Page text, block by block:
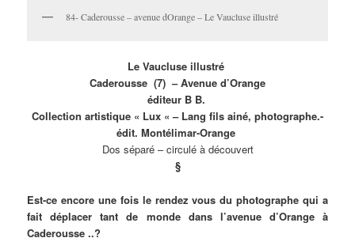
84- Caderousse – avenue dOrange – Le Vaucluse illustré
Le Vaucluse illustré
Caderousse (7) – Avenue d’Orange
éditeur B B.
Collection artistique « Lux « – Lang fils ainé, photographe.-
édit. Montélimar-Orange
Dos séparé – circulé à découvert
§
Est-ce encore une fois le rendez vous du photographe qui a
fait déplacer tant de monde dans l’avenue d’Orange à
Caderousse ..?